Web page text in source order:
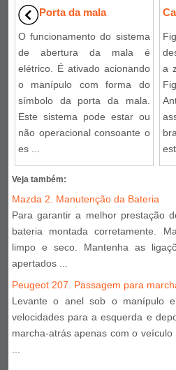
Porta da mala
O funcionamento do sistema
de abertura da mala é
elétrico. É ativado acionando
o manípulo com forma do
símbolo da porta da mala.
Este sistema pode estar ou
não operacional consoante o
es ...
a
est
Veja também:
Mazda 2. Manutenção da Bateria
Para garantir a melhor prestação
bateria montada corretamente.
limpo e seco. Mantenha as
apertados ...
Peugeot 207. Passagem para
Levante o anel sob o manípulo
velocidades para a esquerda e
marcha-atrás apenas com o